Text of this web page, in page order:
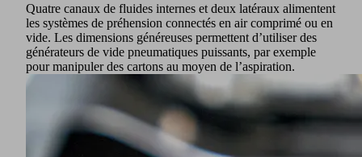
Quatre canaux de fluides internes et deux latéraux alimentent
les systèmes de préhension connectés en air comprimé ou en
vide. Les dimensions généreuses permettent d’utiliser des
générateurs de vide pneumatiques puissants, par exemple
pour manipuler des cartons au moyen de l’aspiration.